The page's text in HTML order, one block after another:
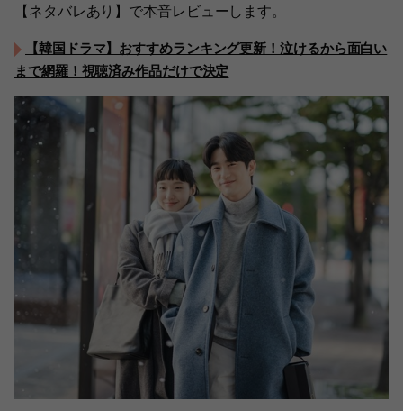
【ネタバレあり】で本音レビューします。
【韓国ドラマ】おすすめランキング更新！泣けるから面白い
まで網羅！視聴済み作品だけで決定